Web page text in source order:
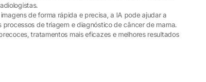
de forma rápida e precisa, a IA pode ajudar a
de triagem e diagnóstico de câncer de mama.
tratamentos mais eficazes e melhores resultados